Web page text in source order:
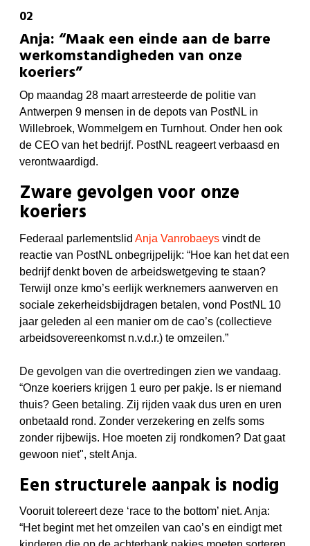
Anja: “Maak een einde aan de barre
werkomstandigheden van onze
koeriers”
Op maandag 28 maart arresteerde de politie van
Antwerpen 9 mensen in de depots van PostNL in
Willebroek, Wommelgem en Turnhout. Onder hen ook
de CEO van het bedrijf. PostNL reageert verbaasd en
verontwaardigd.
Zware gevolgen voor onze
koeriers
Federaal parlementslid Anja Vanrobaeys vindt de
reactie van PostNL onbegrijpelijk: “Hoe kan het dat een
bedrijf denkt boven de arbeidswetgeving te staan?
Terwijl onze kmo’s eerlijk werknemers aanwerven en
sociale zekerheidsbijdragen betalen, vond PostNL 10
jaar geleden al een manier om de cao’s (collectieve
arbeidsovereenkomst n.v.d.r.) te omzeilen.”
De gevolgen van die overtredingen zien we vandaag.
“Onze koeriers krijgen 1 euro per pakje. Is er niemand
thuis? Geen betaling. Zij rijden vaak dus uren en uren
onbetaald rond. Zonder verzekering en zelfs soms
zonder rijbewijs. Hoe moeten zij rondkomen? Dat gaat
gewoon niet", stelt Anja.
Een structurele aanpak is nodig
Vooruit tolereert deze ‘race to the bottom’ niet. Anja:
“Het begint met het omzeilen van cao’s en eindigt met